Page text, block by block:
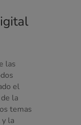
las
el
la
temas
y la